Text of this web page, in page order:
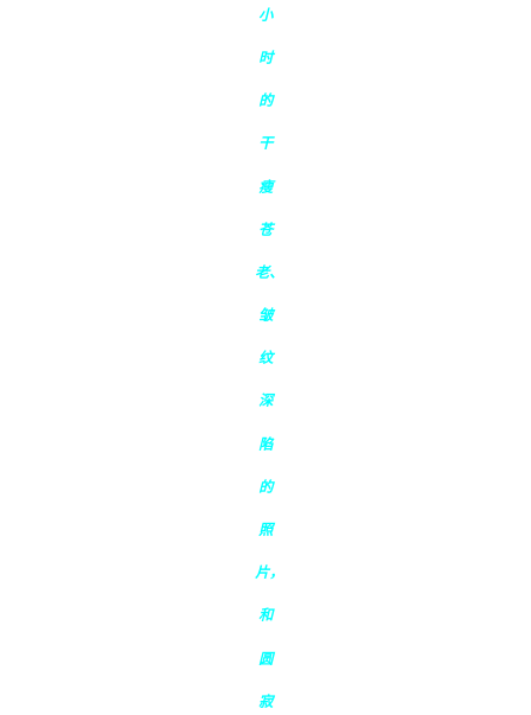
小
时
的
干
瘦
苍
老、
皱
纹
深
陷
的
照
片，
和
圆
寂